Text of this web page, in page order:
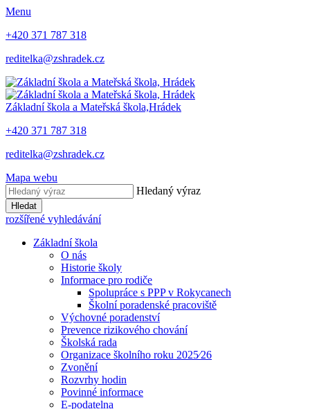
Menu
+420 371 787 318
reditelka@zshradek.cz
Základní škola a Mateřská škola,Hrádek
+420 371 787 318
reditelka@zshradek.cz
Mapa webu
Hledaný výraz
Hledat
rozšířené vyhledávání
Základní škola
O nás
Historie školy
Informace pro rodiče
Spolupráce s PPP v Rokycanech
Školní poradenské pracoviště
Výchovné poradenství
Prevence rizikového chování
Školská rada
Organizace školního roku 2025⁄26
Zvonění
Rozvrhy hodin
Povinné informace
E-podatelna